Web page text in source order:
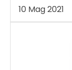
10 Mag 2021